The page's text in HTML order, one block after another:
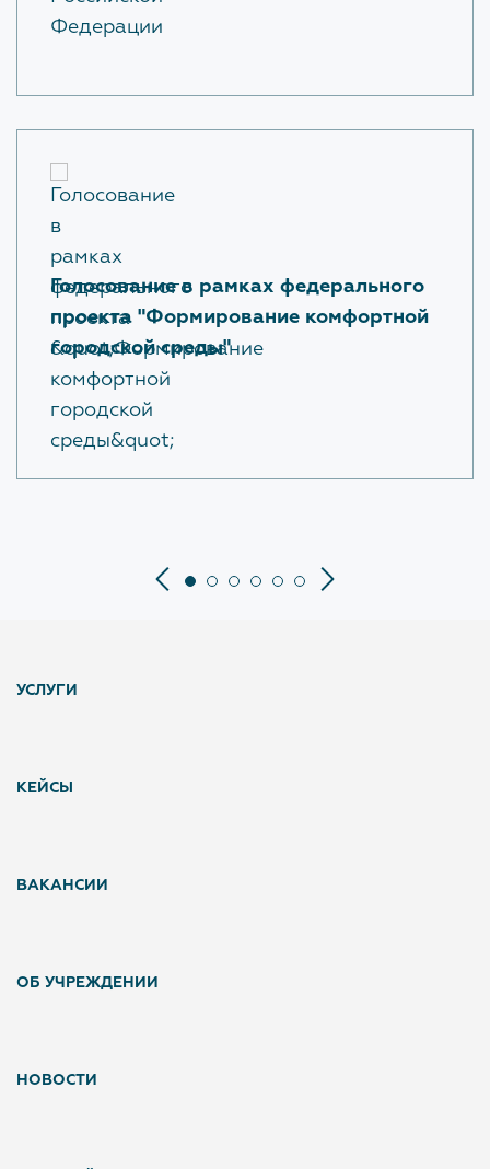
Голосование в рамках федерального
проекта "Формирование комфортной
городской среды"
УСЛУГИ
КЕЙСЫ
ВАКАНСИИ
ОБ УЧРЕЖДЕНИИ
НОВОСТИ